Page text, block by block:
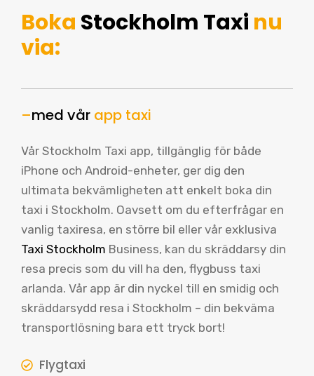
Boka Stockholm Taxi nu
via:
–med vår app taxi
Vår Stockholm Taxi app, tillgänglig för både
iPhone och Android-enheter, ger dig den
ultimata bekvämligheten att enkelt boka din
taxi i Stockholm. Oavsett om du efterfrågar en
vanlig taxiresa, en större bil eller vår exklusiva
Taxi Stockholm Business, kan du skräddarsy din
resa precis som du vill ha den, flygbuss taxi
arlanda. Vår app är din nyckel till en smidig och
skräddarsydd resa i Stockholm – din bekväma
transportlösning bara ett tryck bort!
Flygtaxi